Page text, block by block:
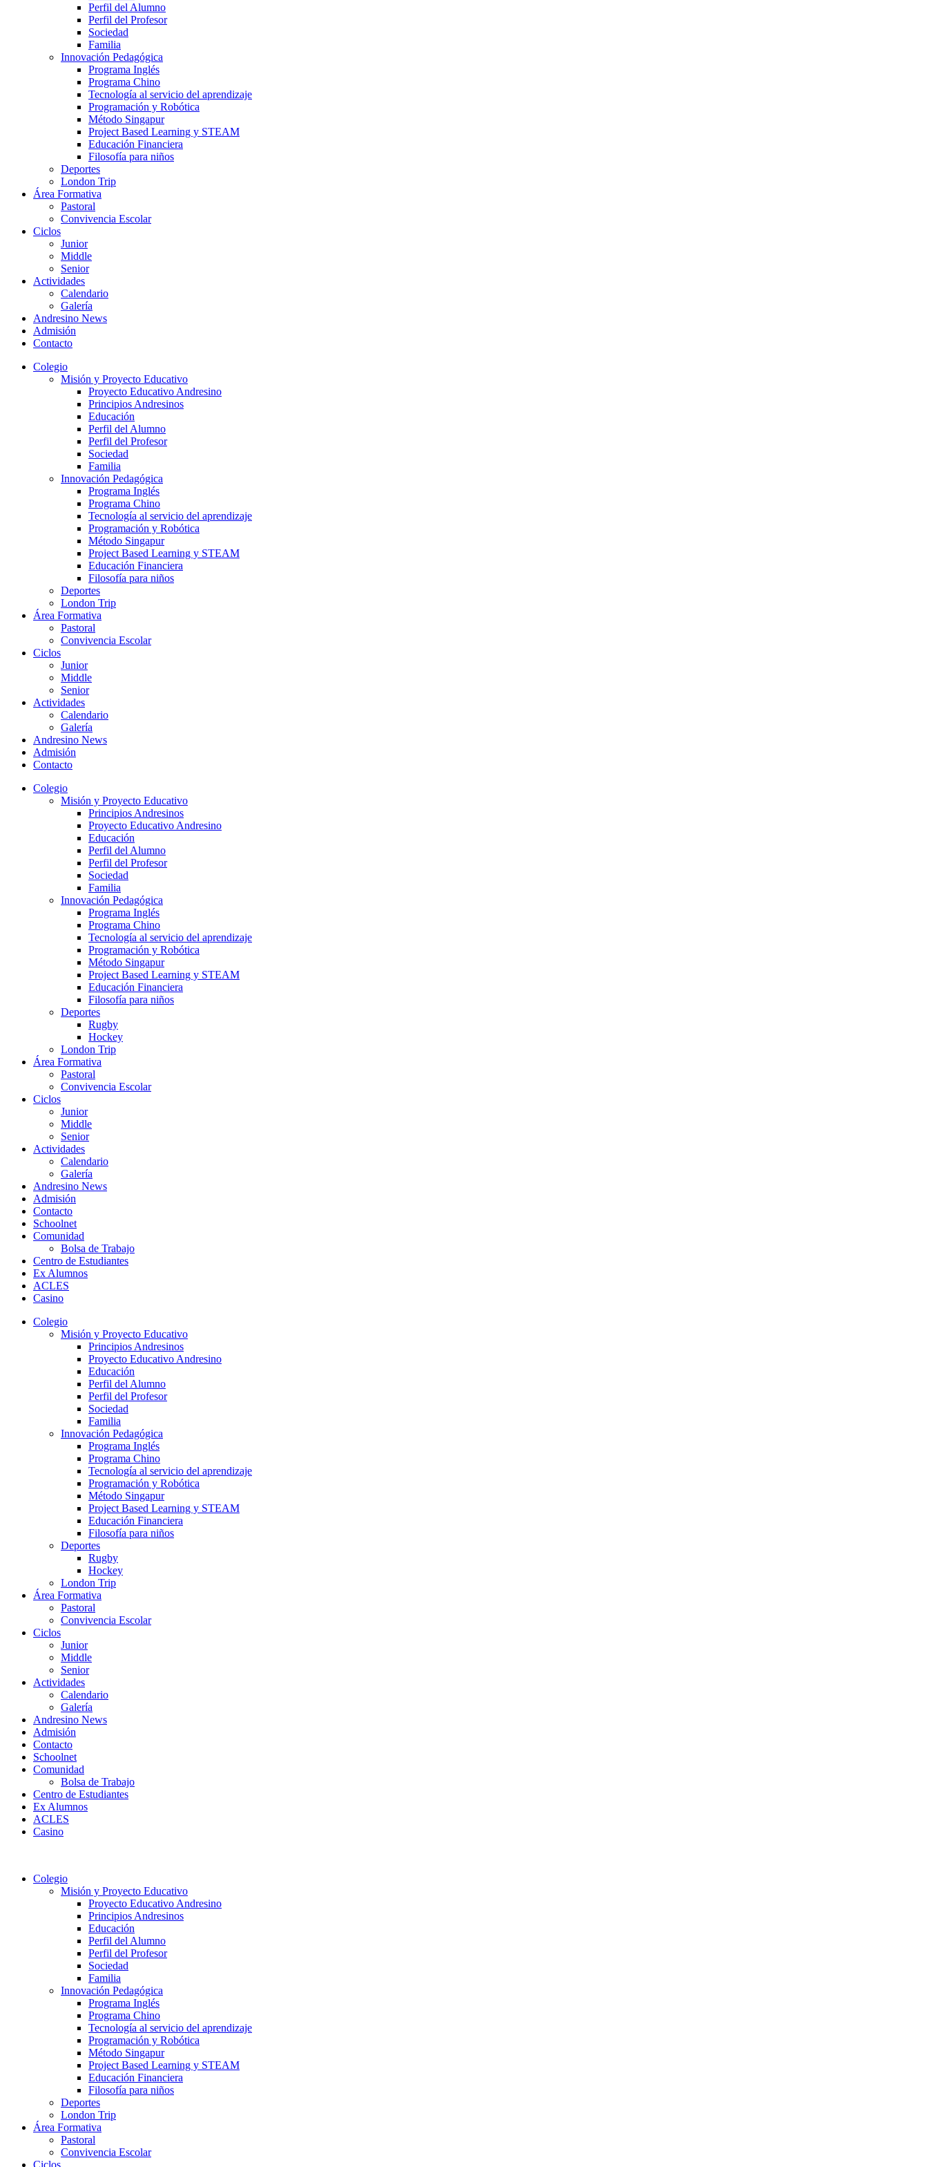
Perfil del Alumno
Perfil del Profesor
Sociedad
Familia
Innovación Pedagógica
Programa Inglés
Programa Chino
Tecnología al servicio del aprendizaje
Programación y Robótica
Método Singapur
Project Based Learning y STEAM
Educación Financiera
Filosofía para niños
Deportes
London Trip
Área Formativa
Pastoral
Convivencia Escolar
Ciclos
Junior
Middle
Senior
Actividades
Calendario
Galería
Andresino News
Admisión
Contacto
Colegio
Misión y Proyecto Educativo
Proyecto Educativo Andresino
Principios Andresinos
Educación
Perfil del Alumno
Perfil del Profesor
Sociedad
Familia
Innovación Pedagógica
Programa Inglés
Programa Chino
Tecnología al servicio del aprendizaje
Programación y Robótica
Método Singapur
Project Based Learning y STEAM
Educación Financiera
Filosofía para niños
Deportes
London Trip
Área Formativa
Pastoral
Convivencia Escolar
Ciclos
Junior
Middle
Senior
Actividades
Calendario
Galería
Andresino News
Admisión
Contacto
Colegio
Misión y Proyecto Educativo
Principios Andresinos
Proyecto Educativo Andresino
Educación
Perfil del Alumno
Perfil del Profesor
Sociedad
Familia
Innovación Pedagógica
Programa Inglés
Programa Chino
Tecnología al servicio del aprendizaje
Programación y Robótica
Método Singapur
Project Based Learning y STEAM
Educación Financiera
Filosofía para niños
Deportes
Rugby
Hockey
London Trip
Área Formativa
Pastoral
Convivencia Escolar
Ciclos
Junior
Middle
Senior
Actividades
Calendario
Galería
Andresino News
Admisión
Contacto
Schoolnet
Comunidad
Bolsa de Trabajo
Centro de Estudiantes
Ex Alumnos
ACLES
Casino
Colegio
Misión y Proyecto Educativo
Principios Andresinos
Proyecto Educativo Andresino
Educación
Perfil del Alumno
Perfil del Profesor
Sociedad
Familia
Innovación Pedagógica
Programa Inglés
Programa Chino
Tecnología al servicio del aprendizaje
Programación y Robótica
Método Singapur
Project Based Learning y STEAM
Educación Financiera
Filosofía para niños
Deportes
Rugby
Hockey
London Trip
Área Formativa
Pastoral
Convivencia Escolar
Ciclos
Junior
Middle
Senior
Actividades
Calendario
Galería
Andresino News
Admisión
Contacto
Schoolnet
Comunidad
Bolsa de Trabajo
Centro de Estudiantes
Ex Alumnos
ACLES
Casino
Colegio
Misión y Proyecto Educativo
Proyecto Educativo Andresino
Principios Andresinos
Educación
Perfil del Alumno
Perfil del Profesor
Sociedad
Familia
Innovación Pedagógica
Programa Inglés
Programa Chino
Tecnología al servicio del aprendizaje
Programación y Robótica
Método Singapur
Project Based Learning y STEAM
Educación Financiera
Filosofía para niños
Deportes
London Trip
Área Formativa
Pastoral
Convivencia Escolar
Ciclos